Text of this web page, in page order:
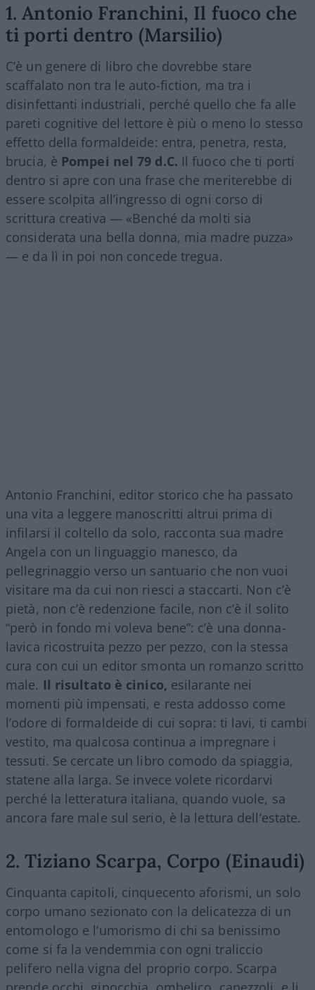
1. Antonio Franchini, Il fuoco che
ti porti dentro (Marsilio)
C’è un genere di libro che dovrebbe stare
scaffalato non tra le auto-fiction, ma tra i
disinfettanti industriali, perché quello che fa alle
pareti cognitive del lettore è più o meno lo stesso
effetto della formaldeide: entra, penetra, resta,
brucia, è Pompei nel 79 d.C. Il fuoco che ti porti
dentro si apre con una frase che meriterebbe di
essere scolpita all’ingresso di ogni corso di
scrittura creativa — «Benché da molti sia
considerata una bella donna, mia madre puzza»
— e da lì in poi non concede tregua.
Antonio Franchini, editor storico che ha passato
una vita a leggere manoscritti altrui prima di
infilarsi il coltello da solo, racconta sua madre
Angela con un linguaggio manesco, da
pellegrinaggio verso un santuario che non vuoi
visitare ma da cui non riesci a staccarti. Non c’è
pietà, non c’è redenzione facile, non c’è il solito
“però in fondo mi voleva bene”: c’è una donna-
lavica ricostruita pezzo per pezzo, con la stessa
cura con cui un editor smonta un romanzo scritto
male. Il risultato è cinico, esilarante nei
momenti più impensati, e resta addosso come
l’odore di formaldeide di cui sopra: ti lavi, ti cambi
vestito, ma qualcosa continua a impregnare i
tessuti. Se cercate un libro comodo da spiaggia,
statene alla larga. Se invece volete ricordarvi
perché la letteratura italiana, quando vuole, sa
ancora fare male sul serio, è la lettura dell’estate.
2. Tiziano Scarpa, Corpo (Einaudi)
Cinquanta capitoli, cinquecento aforismi, un solo
corpo umano sezionato con la delicatezza di un
entomologo e l’umorismo di chi sa benissimo
come si fa la vendemmia con ogni traliccio
pelifero nella vigna del proprio corpo. Scarpa